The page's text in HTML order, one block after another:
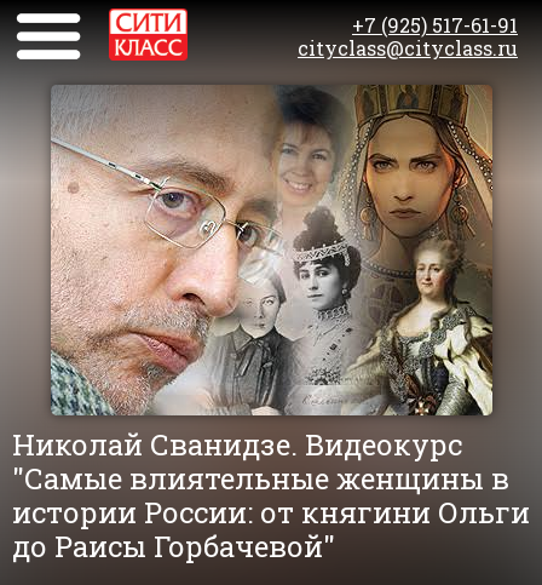
+7 (925) 517-61-91
cityclass@cityclass.ru
Николай Сванидзе. Видеокурс
"Самые влиятельные женщины в
истории России: от княгини Ольги
до Раисы Горбачевой"